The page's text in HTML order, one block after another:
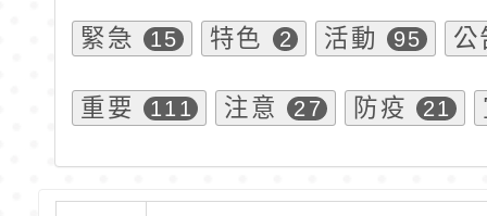
緊急 15 特色 2 活動 95 公
重要 111 注意 27 防疫 21